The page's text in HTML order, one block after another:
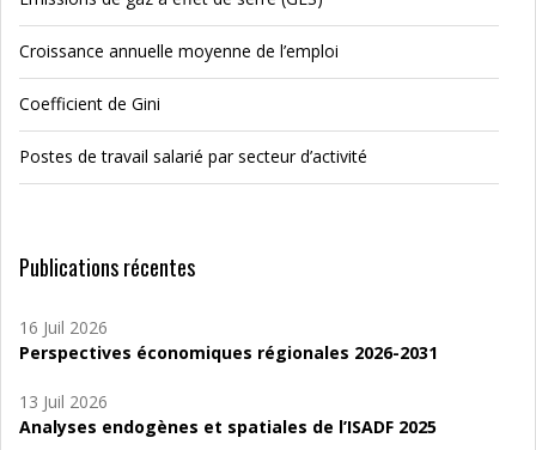
Croissance annuelle moyenne de l’emploi
Coefficient de Gini
Postes de travail salarié par secteur d’activité
Publications récentes
16 Juil 2026
Perspectives économiques régionales 2026-2031
13 Juil 2026
Analyses endogènes et spatiales de l’ISADF 2025